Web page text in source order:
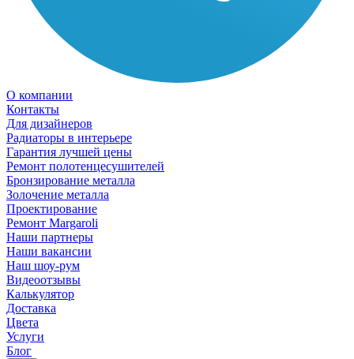
О компании
Контакты
Для дизайнеров
Радиаторы в интерьере
Гарантия лучшей цены
Ремонт полотенцесушителей
Бронзирование металла
Золочение металла
Проектирование
Ремонт Margaroli
Наши партнеры
Наши вакансии
Наш шоу-рум
Видеоотзывы
Калькулятор
Доставка
Цвета
Услуги
Блог